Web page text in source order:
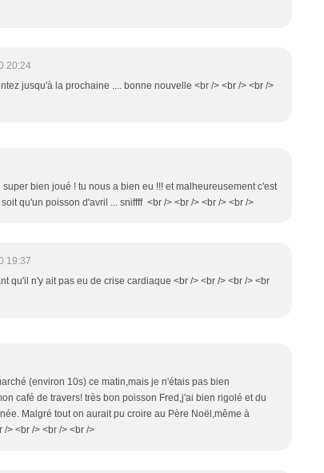
20:24
jusqu'à la prochaine .... bonne nouvelle <br /> <br /> <br />
bien joué ! tu nous a bien eu !!! et malheureusement c'est
qu'un poisson d'avril ... sniffff <br /> <br /> <br /> <br />
19:37
qu'il n'y ait pas eu de crise cardiaque <br /> <br /> <br /> <br
(environ 10s) ce matin,mais je n'étais pas bien
café de travers! très bon poisson Fred,j'ai bien rigolé et du
Malgré tout on aurait pu croire au Père Noël,même à
/> <br /> <br /> <br />